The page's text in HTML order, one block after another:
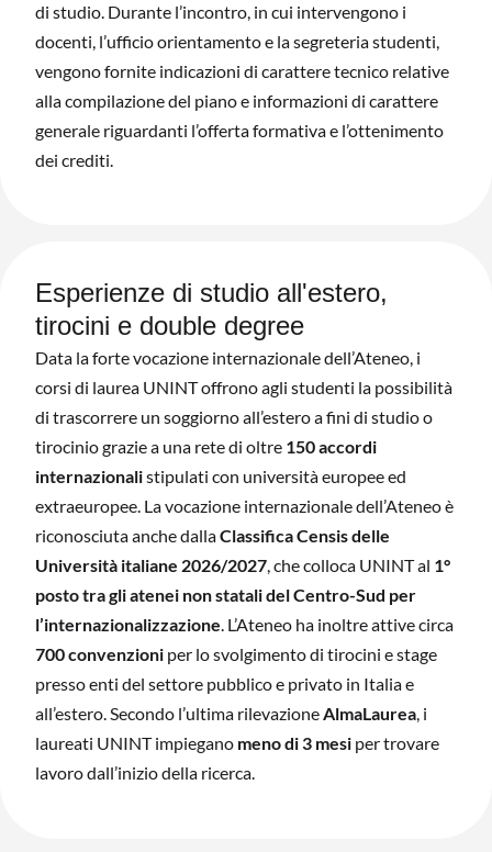
di studio. Durante l’incontro, in cui intervengono i
docenti, l’ufficio orientamento e la segreteria studenti,
vengono fornite indicazioni di carattere tecnico relative
alla compilazione del piano e informazioni di carattere
generale riguardanti l’offerta formativa e l’ottenimento
dei crediti.
Esperienze di studio all'estero,
tirocini e double degree
Data la forte vocazione internazionale dell’Ateneo, i
corsi di laurea UNINT offrono agli studenti la possibilità
di trascorrere un soggiorno all’estero a fini di studio o
tirocinio grazie a una rete di oltre 150 accordi
internazionalistipulati con università europee ed
extraeuropee. La vocazione internazionale dell’Ateneo è
riconosciuta anche dallaClassifica Censis delle
Università italiane 2026/2027, che colloca UNINT al 1°
posto tra gli atenei non statali del Centro-Sud per
l’internazionalizzazione. L’Ateneo ha inoltre attive circa
700 convenzioni per lo svolgimento di tirocini e stage
presso enti del settore pubblico e privato in Italia e
all’estero. Secondo l’ultima rilevazioneAlmaLaurea, i
laureati UNINT impiegano meno di 3 mesi per trovare
lavoro dall’inizio della ricerca.